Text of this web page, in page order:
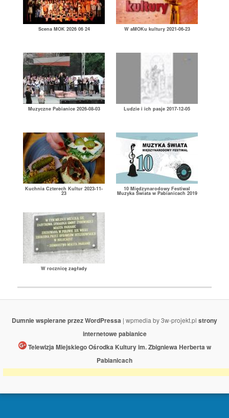
Scena MOK 2026 06 24 W aMOKu kultury 2021-06-23
Muzyczne Pabianice 2026-08-03 Ludzie i ich pasje 2017-12-05
Kuchnia Czterech Kultur 2023-11-
23
10 Międzynarodowy Festiwal
Muzyka Świata w Pabianicach 2019
W rocznicę zagłady
Dumnie wspierane przez WordPressa | wpmedia by 3w-projekt.pl strony
internetowe pabianice
Telewizja Miejskiego Ośrodka Kultury im. Zbigniewa Herberta w
Pabianicach